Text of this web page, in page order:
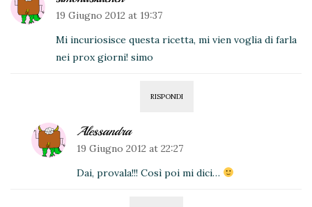
19 Giugno 2012 at 19:37
Mi incuriosisce questa ricetta, mi vien voglia di farla
nei prox giorni! simo
RISPONDI
Alessandra
19 Giugno 2012 at 22:27
Dai, provala!!! Così poi mi dici…